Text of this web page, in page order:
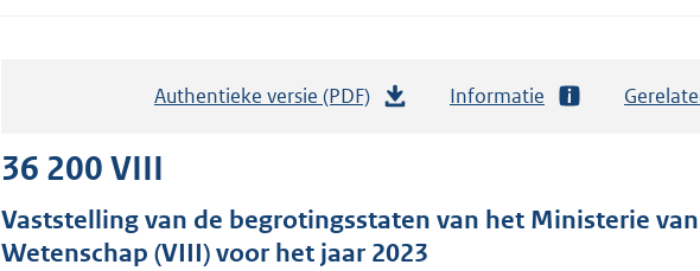
Authentieke versie (PDF)
a
n
Informatie
36 200 VIII
Vaststelling van de begrotingsstaten van het Ministerie
Wetenschap (VIII) voor het jaar 2023